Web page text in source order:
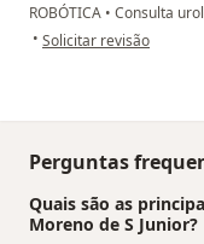
ROBÓTICA • Consulta
• na opinião do utilizador
Solicitar revisão
Perguntas
Quais são as
Moreno de S Junior?